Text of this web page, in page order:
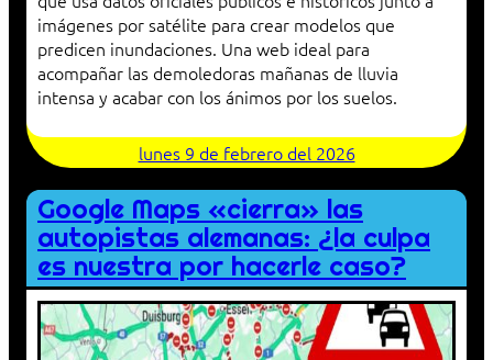
imágenes por satélite para crear modelos que
predicen inundaciones. Una web ideal para
acompañar las demoledoras mañanas de lluvia
intensa y acabar con los ánimos por los suelos.
lunes 9 de febrero del 2026
Google Maps «cierra» las
autopistas alemanas: ¿la culpa
es nuestra por hacerle caso?